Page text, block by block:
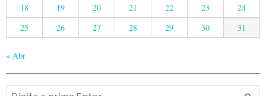
18
19 20 21 22 23
24
25
26 27 28 29 30 31
« Abr